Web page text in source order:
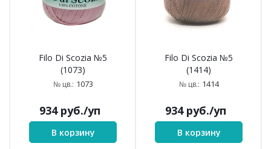
Filo Di Scozia №5
(1073)
№ цв.: 1073
934руб./уп
В корзину
Filo Di Scozia №5
(1414)
№ цв.: 1414
934руб./уп
В корзину